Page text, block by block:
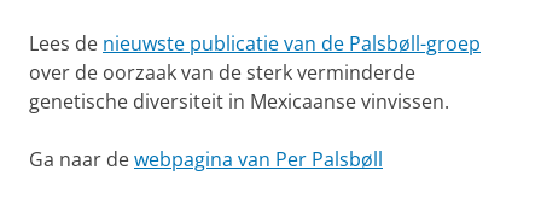
Lees de nieuwste publicatie van de Palsbøll-groep
over de oorzaak van de sterk verminderde
genetische diversiteit in Mexicaanse vinvissen.
Ga naar dewebpagina van Per Palsbøll